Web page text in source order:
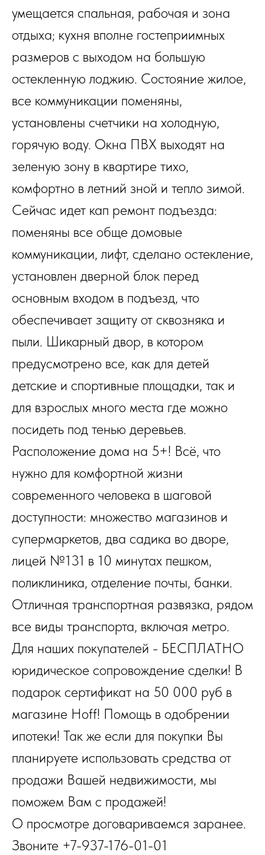
умещается спальная, рабочая и зона
отдыха; кухня вполне гостеприимных
размеров с выходом на большую
остекленную лоджию. Состояние жилое,
все коммуникации поменяны,
установлены счетчики на холодную,
горячую воду. Окна ПВХ выходят на
зеленую зону в квартире тихо,
комфортно в летний зной и тепло зимой.
Сейчас идет кап ремонт подъезда:
поменяны все обще домовые
коммуникации, лифт, сделано остекление,
установлен дверной блок перед
основным входом в подъезд, что
обеспечивает защиту от сквозняка и
пыли. Шикарный двор, в котором
предусмотрено все, как для детей
детские и спортивные площадки, так и
для взрослых много места где можно
посидеть под тенью деревьев.
Расположение дома на 5+! Всё, что
нужно для комфортной жизни
современного человека в шаговой
доступности: множество магазинов и
супермаркетов, два садика во дворе,
лицей №131 в 10 минутах пешком,
поликлиника, отделение почты, банки.
Отличная транспортная развязка, рядом
все виды транспорта, включая метро.
Для наших покупателей - БЕСПЛАТНО
юридическое сопровождение сделки! В
подарок сертификат на 50 000 руб в
магазине Hoff! Помощь в одобрении
ипотеки! Так же если для покупки Вы
планируете использовать средства от
продажи Вашей недвижимости, мы
поможем Вам с продажей!
О просмотре договариваемся заранее.
Звоните +7-937-176-01-01